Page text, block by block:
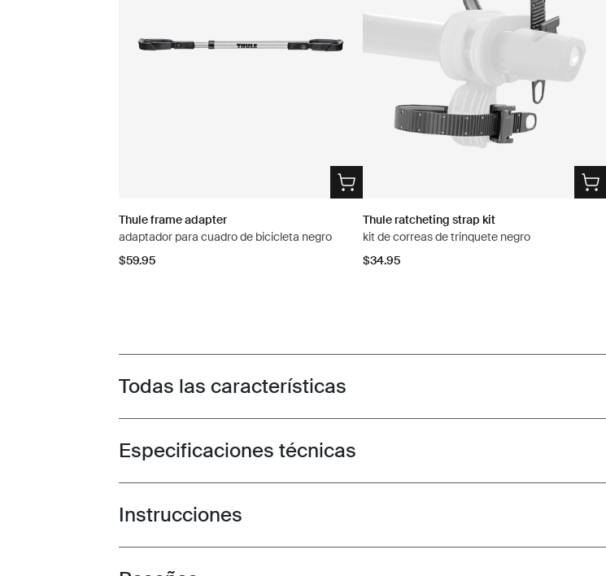
Thule frame adapter
adaptador para cuadro de bicicleta negro
$59.95
Thule ratcheting strap kit
kit de correas de trinquete negro
$34.95
Toggle features
Todas las características
Toggle techspec
Especificaciones técnicas
Toggle guides and instructions
Instrucciones